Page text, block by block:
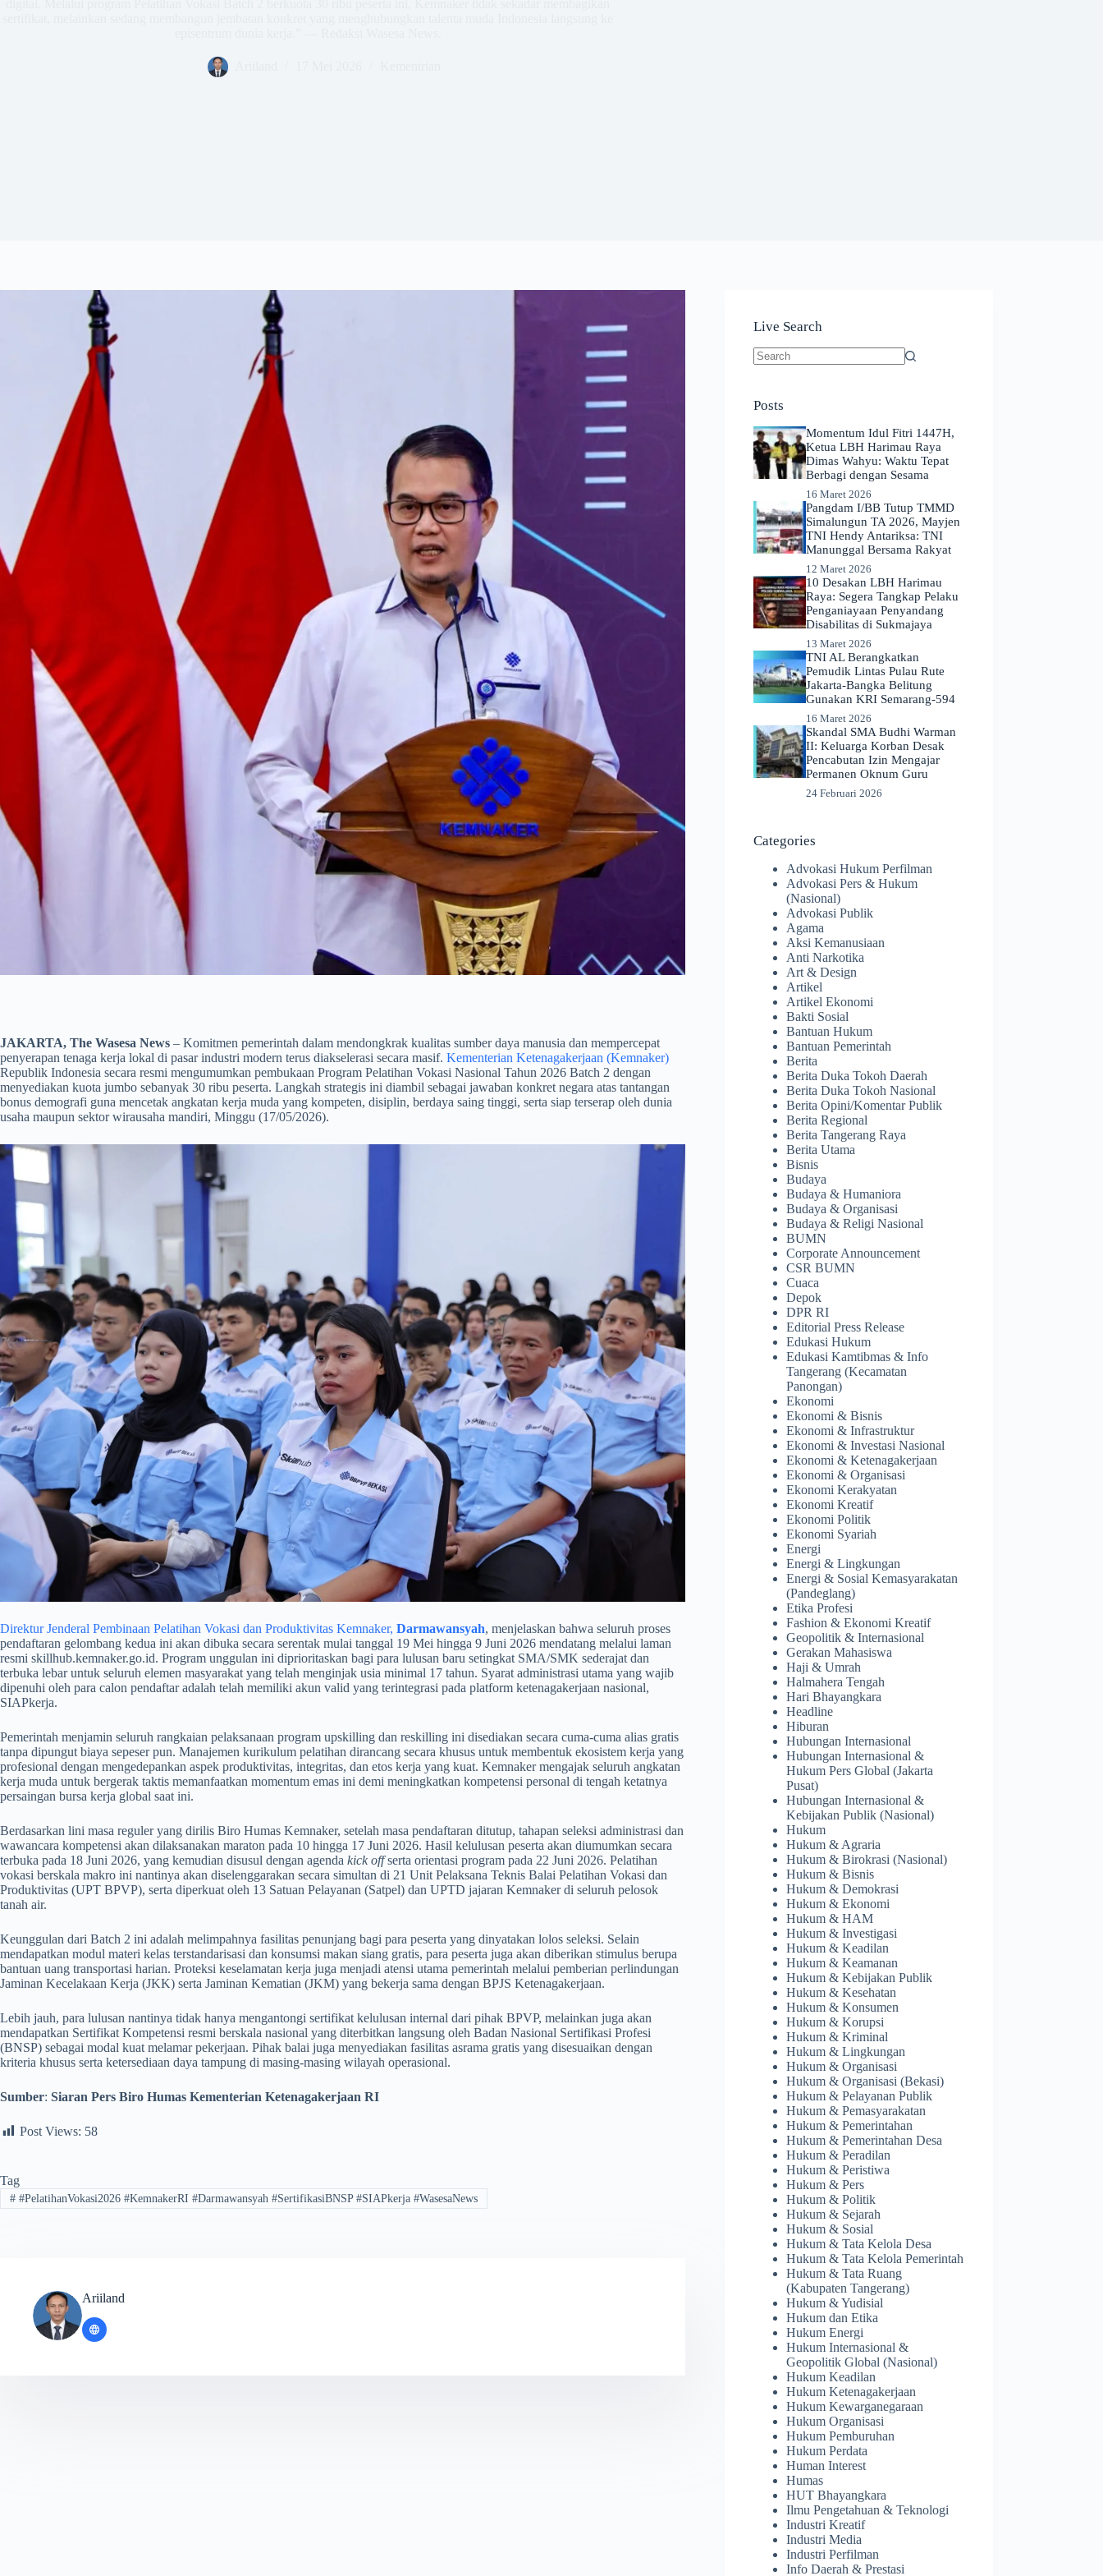
JAKARTA, The Wasesa News – Komitmen pemerintah dalam mendongkrak kualitas sumber daya manusia dan mempercepat
penyerapan tenaga kerja lokal di pasar industri modern terus diakselerasi secara masif. Kementerian Ketenagakerjaan (Kemnaker)
Republik Indonesia secara resmi mengumumkan pembukaan Program Pelatihan Vokasi Nasional Tahun 2026 Batch 2 dengan
menyediakan kuota jumbo sebanyak 30 ribu peserta. Langkah strategis ini diambil sebagai jawaban konkret negara atas tantangan
bonus demografi guna mencetak angkatan kerja muda yang kompeten, disiplin, berdaya saing tinggi, serta siap terserap oleh dunia
usaha maupun sektor wirausaha mandiri, Minggu (17/05/2026).
Direktur Jenderal Pembinaan Pelatihan Vokasi dan Produktivitas Kemnaker, Darmawansyah, menjelaskan bahwa seluruh proses
pendaftaran gelombang kedua ini akan dibuka secara serentak mulai tanggal 19 Mei hingga 9 Juni 2026 mendatang melalui laman
resmi skillhub.kemnaker.go.id. Program unggulan ini diprioritaskan bagi para lulusan baru setingkat SMA/SMK sederajat dan
terbuka lebar untuk seluruh elemen masyarakat yang telah menginjak usia minimal 17 tahun. Syarat administrasi utama yang wajib
dipenuhi oleh para calon pendaftar adalah telah memiliki akun valid yang terintegrasi pada platform ketenagakerjaan nasional,
SIAPkerja.
​Pemerintah menjamin seluruh rangkaian pelaksanaan program upskilling dan reskilling ini disediakan secara cuma-cuma alias gratis
tanpa dipungut biaya sepeser pun. Manajemen kurikulum pelatihan dirancang secara khusus untuk membentuk ekosistem kerja yang
profesional dengan mengedepankan aspek produktivitas, integritas, dan etos kerja yang kuat. Kemnaker mengajak seluruh angkatan
kerja muda untuk bergerak taktis memanfaatkan momentum emas ini demi meningkatkan kompetensi personal di tengah ketatnya
persaingan bursa kerja global saat ini.
​Berdasarkan lini masa reguler yang dirilis Biro Humas Kemnaker, setelah masa pendaftaran ditutup, tahapan seleksi administrasi dan
wawancara kompetensi akan dilaksanakan maraton pada 10 hingga 17 Juni 2026. Hasil kelulusan peserta akan diumumkan secara
terbuka pada 18 Juni 2026, yang kemudian disusul dengan agenda kick offserta orientasi program pada 22 Juni 2026. Pelatihan
vokasi berskala makro ini nantinya akan diselenggarakan secara simultan di 21 Unit Pelaksana Teknis Balai Pelatihan Vokasi dan
Produktivitas (UPT BPVP), serta diperkuat oleh 13 Satuan Pelayanan (Satpel) dan UPTD jajaran Kemnaker di seluruh pelosok
tanah air.
​Keunggulan dari Batch 2 ini adalah melimpahnya fasilitas penunjang bagi para peserta yang dinyatakan lolos seleksi. Selain
mendapatkan modul materi kelas terstandarisasi dan konsumsi makan siang gratis, para peserta juga akan diberikan stimulus berupa
bantuan uang transportasi harian. Proteksi keselamatan kerja juga menjadi atensi utama pemerintah melalui pemberian perlindungan
Jaminan Kecelakaan Kerja (JKK) serta Jaminan Kematian (JKM) yang bekerja sama dengan BPJS Ketenagakerjaan.
​Lebih jauh, para lulusan nantinya tidak hanya mengantongi sertifikat kelulusan internal dari pihak BPVP, melainkan juga akan
mendapatkan Sertifikat Kompetensi resmi berskala nasional yang diterbitkan langsung oleh Badan Nasional Sertifikasi Profesi
(BNSP) sebagai modal kuat melamar pekerjaan. Pihak balai juga menyediakan fasilitas asrama gratis yang disesuaikan dengan
kriteria khusus serta ketersediaan daya tampung di masing-masing wilayah operasional.
Sumber: Siaran Pers Biro Humas Kementerian Ketenagakerjaan RI
Post Views: 58
Tag
##PelatihanVokasi2026 #KemnakerRI #Darmawansyah #SertifikasiBNSP #SIAPkerja #WasesaNews
Ariiland
Live Search
Posts
Momentum Idul Fitri 1447H,
Ketua LBH Harimau Raya
Dimas Wahyu: Waktu Tepat
Berbagi dengan Sesama
16 Maret 2026
Pangdam I/BB Tutup TMMD
Simalungun TA 2026, Mayjen
TNI Hendy Antariksa: TNI
Manunggal Bersama Rakyat
12 Maret 2026
​10 Desakan LBH Harimau
Raya: Segera Tangkap Pelaku
Penganiayaan Penyandang
Disabilitas di Sukmajaya
13 Maret 2026
TNI AL Berangkatkan
Pemudik Lintas Pulau Rute
Jakarta-Bangka Belitung
Gunakan KRI Semarang-594
16 Maret 2026
Skandal SMA Budhi Warman
II: Keluarga Korban Desak
Pencabutan Izin Mengajar
Permanen Oknum Guru
24 Februari 2026
Categories
Advokasi Hukum Perfilman
Advokasi Pers & Hukum
(Nasional)
Advokasi Publik
Agama
Aksi Kemanusiaan
Anti Narkotika
Art & Design
Artikel
Artikel Ekonomi
Bakti Sosial
Bantuan Hukum
Bantuan Pemerintah
Berita
Berita Duka Tokoh Daerah
Berita Duka Tokoh Nasional
Berita Opini/Komentar Publik
Berita Regional
Berita Tangerang Raya
Berita Utama
Bisnis
Budaya
Budaya & Humaniora
Budaya & Organisasi
Budaya & Religi Nasional
BUMN
Corporate Announcement
CSR BUMN
Cuaca
Depok
DPR RI
Editorial Press Release
Edukasi Hukum
Edukasi Kamtibmas & Info
Tangerang (Kecamatan
Panongan)
Ekonomi
Ekonomi & Bisnis
Ekonomi & Infrastruktur
Ekonomi & Investasi Nasional
Ekonomi & Ketenagakerjaan
Ekonomi & Organisasi
Ekonomi Kerakyatan
Ekonomi Kreatif
Ekonomi Politik
Ekonomi Syariah
Energi
Energi & Lingkungan
Energi & Sosial Kemasyarakatan
(Pandeglang)
Etika Profesi
Fashion & Ekonomi Kreatif
Geopolitik & Internasional
Gerakan Mahasiswa
Haji & Umrah
Halmahera Tengah
Hari Bhayangkara
Headline
Hiburan
Hubungan Internasional
Hubungan Internasional &
Hukum Pers Global (Jakarta
Pusat)
Hubungan Internasional &
Kebijakan Publik (Nasional)
Hukum
Hukum & Agraria
Hukum & Birokrasi (Nasional)
Hukum & Bisnis
Hukum & Demokrasi
Hukum & Ekonomi
Hukum & HAM
Hukum & Investigasi
Hukum & Keadilan
Hukum & Keamanan
Hukum & Kebijakan Publik
Hukum & Kesehatan
Hukum & Konsumen
Hukum & Korupsi
Hukum & Kriminal
Hukum & Lingkungan
Hukum & Organisasi
Hukum & Organisasi (Bekasi)
Hukum & Pelayanan Publik
Hukum & Pemasyarakatan
Hukum & Pemerintahan
Hukum & Pemerintahan Desa
Hukum & Peradilan
Hukum & Peristiwa
Hukum & Pers
Hukum & Politik
Hukum & Sejarah
Hukum & Sosial
Hukum & Tata Kelola Desa
Hukum & Tata Kelola Pemerintah
Hukum & Tata Ruang
(Kabupaten Tangerang)
Hukum & Yudisial
Hukum dan Etika
Hukum Energi
Hukum Internasional &
Geopolitik Global (Nasional)
Hukum Keadilan
Hukum Ketenagakerjaan
Hukum Kewarganegaraan
Hukum Organisasi
Hukum Pemburuhan
Hukum Perdata
Human Interest
Humas
HUT Bhayangkara
Ilmu Pengetahuan & Teknologi
Industri Kreatif
Industri Media
Industri Perfilman
Info Daerah & Prestasi